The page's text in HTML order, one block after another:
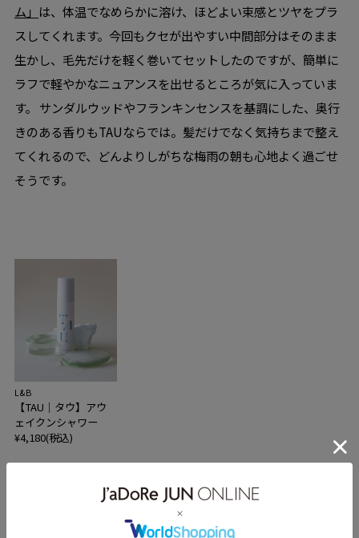
ム」 は、体温でなめらかに溶け、ほどよい束感とツヤをプラ
スしてくれます。今回もクセが出やすい中間部分はそのまま
生かし、毛先だけを軽く巻いてセットしたのですが、簡単に
ラフで軽やかなニュアンスを出せるところが気に入っていま
す。 サンダルウッドやフランキンセンスを基調にした、奥行
きのある香りもTAUならでは。髪だけでなく気持ちまで整え
てくれるので、どんよりしがちな梅雨の朝も心地よく過ごせ
そうです。
L&B
【TAU｜タウ】アウ
ェイクンシャワー
¥4,180(税込)